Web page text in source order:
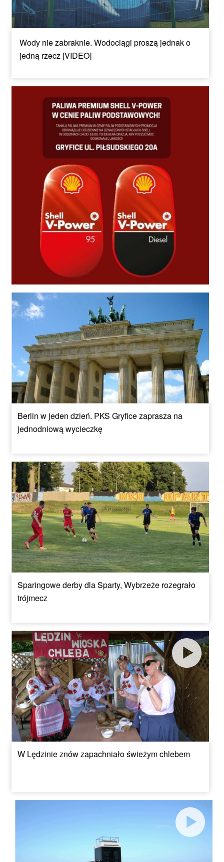
Wody nie zabraknie. Wodociągi proszą jednak o
jedną rzecz [VIDEO]
Berlin w jeden dzień. PKS Gryfice zaprasza na
jednodniową wycieczkę
Sparingowe derby dla Sparty, Wybrzeże rozegrało
trójmecz
W Lędzinie znów zapachniało świeżym chlebem